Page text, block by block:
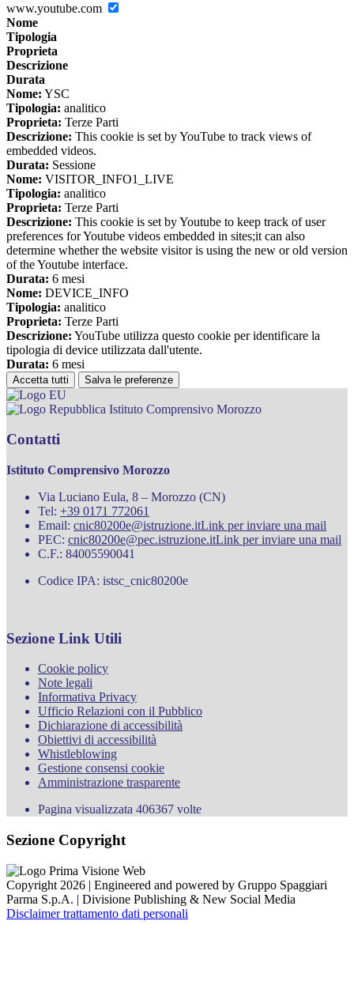
www.youtube.com
Nome
Tipologia
Proprieta
Descrizione
Durata
Nome: YSC
Tipologia: analitico
Proprieta: Terze Parti
Descrizione: This cookie is set by YouTube to track views of
embedded videos.
Durata: Sessione
Nome: VISITOR_INFO1_LIVE
Tipologia: analitico
Proprieta: Terze Parti
Descrizione: This cookie is set by Youtube to keep track of user
preferences for Youtube videos embedded in sites;it can also
determine whether the website visitor is using the new or old version
of the Youtube interface.
Durata: 6 mesi
Nome: DEVICE_INFO
Tipologia: analitico
Proprieta: Terze Parti
Descrizione: YouTube utilizza questo cookie per identificare la
tipologia di device utilizzata dall'utente.
Durata: 6 mesi
Accetta tutti Salva le preferenze
Istituto Comprensivo Morozzo
Contatti
Istituto Comprensivo Morozzo
Via Luciano Eula, 8 – Morozzo (CN)
Tel: +39 0171 772061
Email: cnic80200e@istruzione.itLink per inviare una mail
PEC: cnic80200e@pec.istruzione.itLink per inviare una mail
C.F.: 84005590041
Codice IPA: istsc_cnic80200e
Sezione Link Utili
Cookie policy
Note legali
Informativa Privacy
Ufficio Relazioni con il Pubblico
Dichiarazione di accessibilità
Obiettivi di accessibilità
Whistleblowing
Gestione consensi cookie
Amministrazione trasparente
Pagina visualizzata 406367 volte
Sezione Copyright
Copyright 2026 | Engineered and powered by Gruppo Spaggiari
Parma S.p.A. | Divisione Publishing & New Social Media
Disclaimer trattamento dati personali